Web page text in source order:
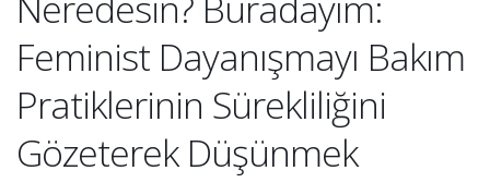
Feminist Dayanışmayı Bakım
Pratiklerinin Sürekliliğini
Gözeterek Düşünmek